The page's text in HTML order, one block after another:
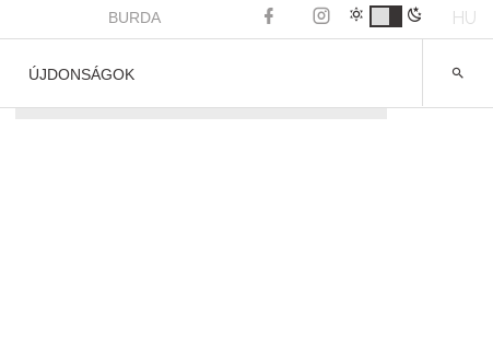
BURDA HU
ÚJDONSÁGOK